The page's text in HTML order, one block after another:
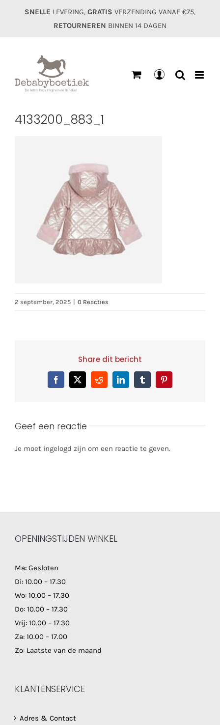
SNELLE LEVERING, GRATIS VERZENDING VANAF €75,
RETOURNEREN BINNEN 14 DAGEN
4133200_883_1
2 september, 2025 | 0 Reacties
Share dit bericht
Facebook
X RedditLinkedInTumblrPinterest
Geef een reactie
Je moet ingelogd zijn om een reactie te geven.
OPENINGSTIJDEN WINKEL
Ma: Gesloten
Di: 10.00 – 17.30
Wo: 10.00 – 17.30
Do: 10.00 – 17.30
Vrij: 10.00 – 17.30
Za: 10.00 – 17.00
Zo: Laatste van de maand
KLANTENSERVICE
Adres & Contact